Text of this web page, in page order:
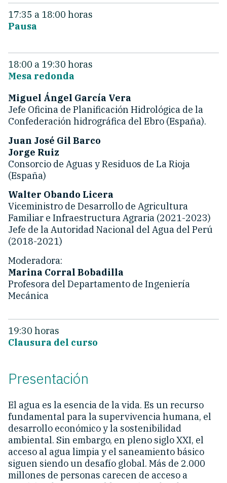
17:35 a 18:00 horas
Pausa
18:00 a 19:30 horas
Mesa redonda
Miguel Ángel García Vera
Jefe Oficina de Planificación Hidrológica de la
Confederación hidrográfica del Ebro (España).
Juan José Gil Barco
Jorge Ruiz
Consorcio de Aguas y Residuos de La Rioja
(España)
Walter Obando Licera
Viceministro de Desarrollo de Agricultura
Familiar e Infraestructura Agraria (2021-2023)
Jefe de la Autoridad Nacional del Agua del Perú
(2018-2021)
Moderadora:
Marina Corral Bobadilla
Profesora del Departamento de Ingeniería
Mecánica
19:30 horas
Clausura del curso
Presentación
El agua es la esencia de la vida. Es un recurso
fundamental para la supervivencia humana, el
desarrollo económico y la sostenibilidad
ambiental. Sin embargo, en pleno siglo XXI, el
acceso al agua limpia y el saneamiento básico
siguen siendo un desafío global. Más de 2.000
millones de personas carecen de acceso a